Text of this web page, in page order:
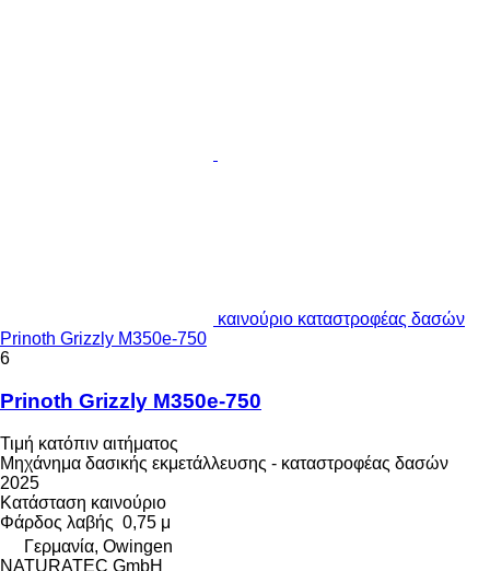
καινούριο καταστροφέας δασών
Prinoth Grizzly M350e-750
6
Prinoth Grizzly M350e-750
Τιμή κατόπιν αιτήματος
Μηχάνημα δασικής εκμετάλλευσης - καταστροφέας δασών
2025
Κατάσταση καινούριο
Φάρδος λαβής 0,75 μ
Γερμανία, Owingen
NATURATEC GmbH